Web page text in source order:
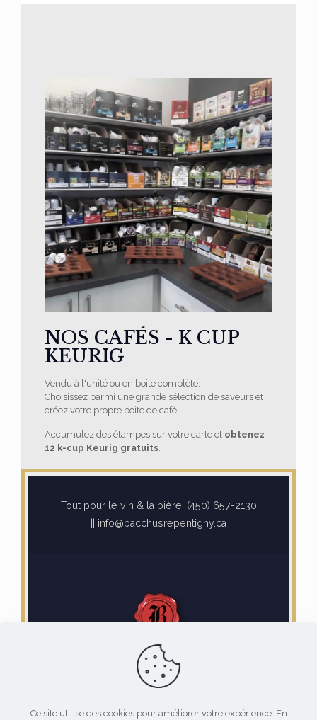
NOS CAFÉS - K CUP
KEURIG
Vendu à l'unité ou en boite complète.
Choisissez parmi une grande sélection de saveurs et
créez votre propre boite de café.
Accumulez des étampes sur votre carte et obtenez
12 k-cup Keurig gratuits
Tout pour le vin & la bière! (450) 657-2130
|| info@bacchusrepentigny.ca
© 2021 Bacchus Repentigny || | Design web:
Ce site utilise des cookies pour améliorer votre expérience. En